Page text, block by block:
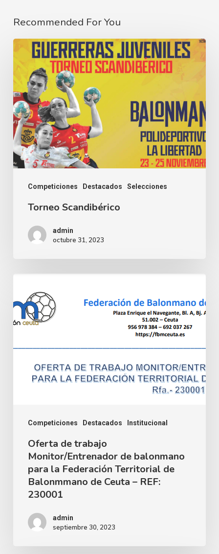
Recommended For You
Competiciones Destacados Selecciones
Torneo Scandibérico
admin
octubre 31, 2023
Competiciones Destacados Institucional
Oferta de trabajo
Monitor/Entrenador de balonmano
para la Federación Territorial de
Balonmmano de Ceuta – REF:
230001
admin
septiembre 30, 2023